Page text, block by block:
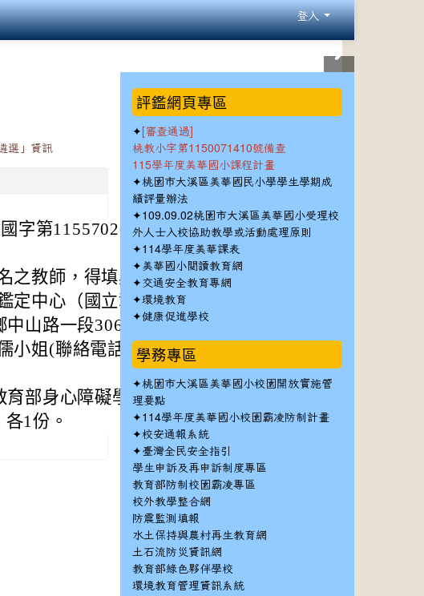
登入
選」資訊
字第1155702097A號函
之教師，得填具報名相關
定中心（國立彰化特殊教
中山路一段306號）。
小姐(聯絡電話：04-3706
部身心障礙學生鑑定中
1份。
::: 評鑑網頁專區
✦ [審查通過]
桃教小字第1150071410號備查
115學年度美華國小課程計畫
✦桃園市大溪區美華國民小學學生學期成
績評量辦法
✦109.09.02桃園市大溪區美華國小受理校
外人士入校協助教學或活動處理原則
✦114學年度美華課表
✦美華國小閱讀教育網
✦ 交通安全教育專網
✦環境教育
✦健康促進學校
學務專區
✦桃園市大溪區美華國小校園開放實施管
理要點
✦114學年度美華國小校園霸凌防制計畫
✦校安通報系統
✦臺灣全民安全指引
學生申訴及再申訴制度專區
教育部防制校園霸凌專區
校外教學整合網
防震監測填報
水土保持與農村再生教育網
土石流防災資訊網
教育部綠色夥伴學校
環境教育管理資訊系統